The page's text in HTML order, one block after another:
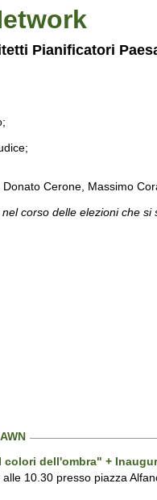
Pianificatori
Cerone, Massimo
corso delle elezioni che
dell'ombra" +
10.30 presso piazza